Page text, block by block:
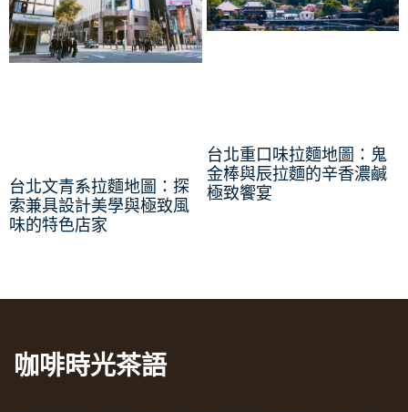
台北文青系拉麵地圖：探
索兼具設計美學與極致風
味的特色店家
台北重口味拉麵地圖：鬼
金棒與辰拉麵的辛香濃鹹
極致饗宴
咖啡時光茶語